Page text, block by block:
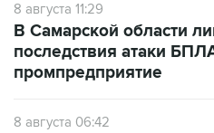
8 августа 11:29
В Самарской области
последствия атаки
промпредприятие
8 августа 06:42